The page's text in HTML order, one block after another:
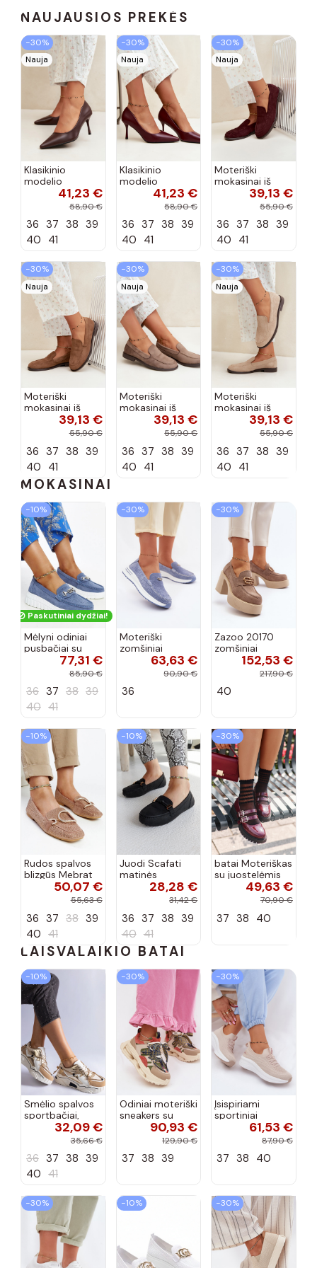
NAUJAUSIOS PREKĖS
−30%
Nauja
Klasikinio
modelio
aukštakulniai
šokolado
spalvos Nesha
41,23 €
58,90 €
36 37 38 39
40 41
−30%
Nauja
Klasikinio
modelio
aukštakulniai
bordo spalvos
Nesha
41,23 €
58,90 €
36 37 38 39
40 41
−30%
Nauja
Moteriški
mokasinai iš
dirbtinės
zomšos, bordo
39,13 €
55,90 €
36 37 38 39
40 41
−30%
Nauja
Moteriški
mokasinai iš
dirbtinės
zomšos, rudos
39,13 €
55,90 €
36 37 38 39
40 41
−30%
Nauja
Moteriški
mokasinai iš
dirbtinės
zomšos, molio
39,13 €
55,90 €
36 37 38 39
40 41
−30%
Nauja
Moteriški
mokasinai iš
dirbtinės
zomšos, smėlio
39,13 €
55,90 €
36 37 38 39
40 41
MOKASINAI
−10%
Paskutiniai dydžiai!
Mėlyni odiniai
pusbačiai su
dekoratyvine
sagtimi Taija
77,31 €
85,90 €
36 37 38 39
40 41
−30%
Moteriški
zomšiniai
mokasinai
Demela mėlynos
63,63 €
90,90 €
36
−30%
Zazoo 20170
zomšiniai
bateliai su
kulniukais smėlio
152,53 €
217,90 €
40
−10%
Rudos spalvos
blizgūs Mebrat
bateliai50,07 €
55,63 €
36 37 38 39
40 41
−10%
Juodi Scafati
matinės
apdailos bateliai
28,28 €
31,42 €
36 37 38 39
40 41
−30%
batai Moteriškas
su juostelėmis
su lako efektu
bordo spalvos
49,63 €
70,90 €
37 38 40
LAISVALAIKIO BATAI
−10%
Smėlio spalvos
sportbačiai,
dekoruoti Valdez
cirkonio virvele
32,09 €
35,66 €
36 37 38 39
40 41
−30%
Odiniai moteriški
sneakers su
platforma D&A
CR61-3133
90,93 €
129,90 €
37 38 39
−30%
Įsispiriami
sportiniai
bateliai Kobbo
102425 smėlio
61,53 €
87,90 €
37 38 40
−30% −10% −30%